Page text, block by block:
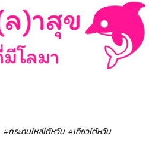
#กระทบไหล่ไต้หวัน #เที่ยวไต้หวัน